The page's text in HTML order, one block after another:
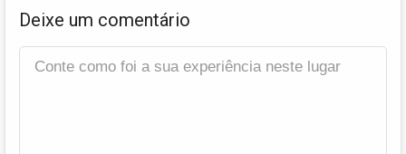
Deixe um comentário